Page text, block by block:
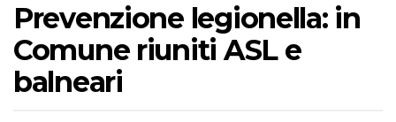
Prevenzione legionella: in
Comune riuniti ASL e
balneari